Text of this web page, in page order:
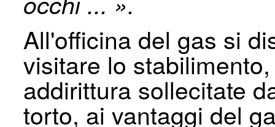
All'officina del gas si
visitare lo
addirittura solleci­tate
torto, ai vantaggi del